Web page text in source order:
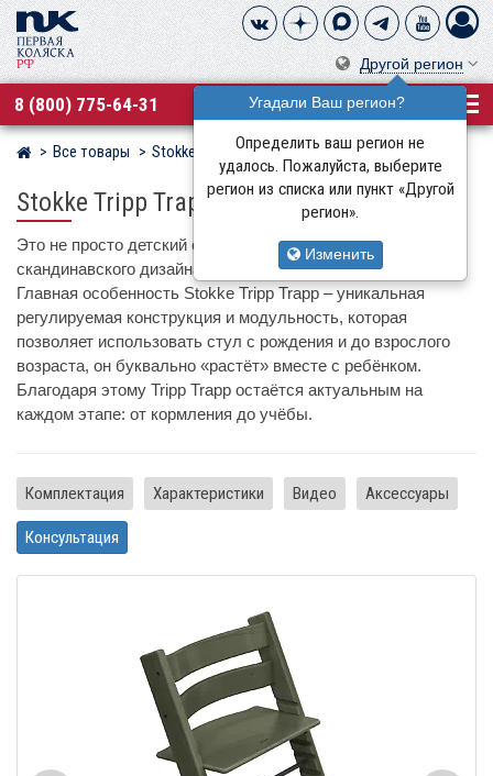
Другой регион
Угадали Ваш регион?
Определить ваш регион не
удалось. Пожалуйста, выберите
регион из списка или пункт «Другой
регион».
Изменить
8 (800) 775-64-31
Магазин детских колясок
Все товары Stokke
Stokke Tripp Trapp
Это не просто детский стул, а культовый предмет
скандинавского дизайна, созданный более 50 лет назад.
Главная особенность Stokke Tripp Trapp – уникальная
регулируемая конструкция и модульность, которая
позволяет использовать стул с рождения и до взрослого
возраста, он буквально «растёт» вместе с ребёнком.
Благодаря этому Tripp Trapp остаётся актуальным на
каждом этапе: от кормления до учёбы.
Комплектация Характеристики Видео Аксессуары
Консультация